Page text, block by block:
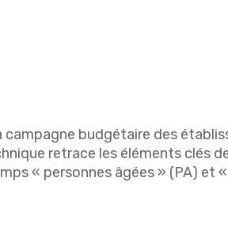
budgétaire des
retrace les éléments clés
« personnes âgées » (PA) et